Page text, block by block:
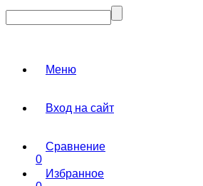
Меню
Вход на сайт
Сравнение
0
Избранное